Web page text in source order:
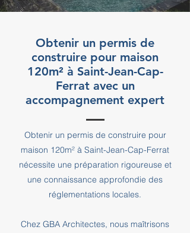
Obtenir un permis de
construire pour maison
120m² à Saint-Jean-Cap-
Ferrat avec un
accompagnement expert
Obtenir un permis de construire pour
maison 120m² à Saint-Jean-Cap-Ferrat
nécessite une préparation rigoureuse et
une connaissance approfondie des
réglementations locales.
Chez GBA Architectes, nous maîtrisons